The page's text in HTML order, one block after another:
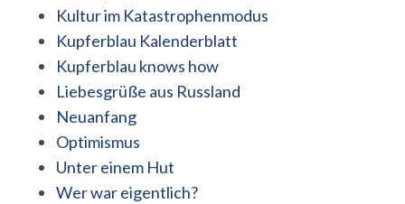
Kultur im Katastrophenmodus
Kupferblau Kalenderblatt
Kupferblau knows how
Liebesgrüße aus Russland
Neuanfang
Optimismus
Unter einem Hut
Wer war eigentlich?